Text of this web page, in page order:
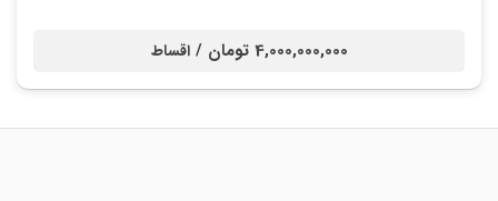
4,000,000,000 تومان / اقساط